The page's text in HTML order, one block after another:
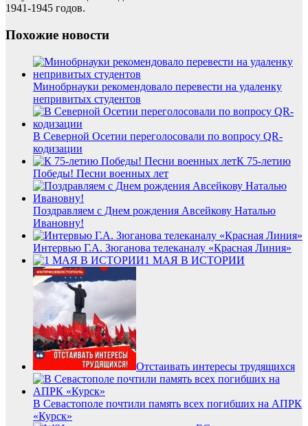
1941-1945 годов.
Похожие новости
Минобрнауки рекомендовало перевести на удаленку
непривитых студентов
В Северной Осетии переголосовали по вопросу QR-
кодизации
К 75-летию
Победы! Песни военных лет
Поздравляем с Днем рождения Авсейкову Наталью
Ивановну!
Интервью Г.А. Зюганова телеканалу «Красная Линия»
1 МАЯ В ИСТОРИИ
Отстаивать интересы трудящихся
В Севастополе почтили память всех погибших на АПРК
«Курск»